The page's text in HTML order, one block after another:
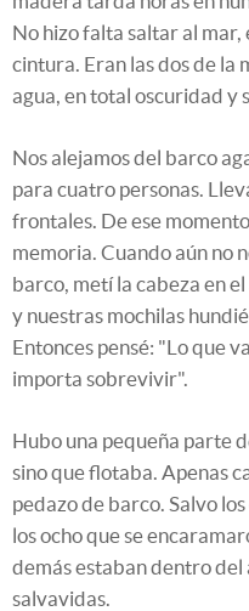
No hizo falta saltar al mar,
cintura. Eran las dos de la
agua, en total oscuridad y
Nos alejamos del barco
para cuatro personas.
frontales. De ese
memoria. Cuando aún no
barco, metí la cabeza en
y nuestras mochilas
Entonces pensé: "Lo que
importa sobrevivir".
Hubo una pequeña parte
sino que flotaba. Apenas
pedazo de barco. Salvo
los ocho que se
demás estaban dentro del
salvavidas.